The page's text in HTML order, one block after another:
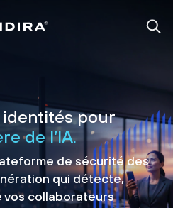
identités pour
de l’IA.
de sécuritédes
qui détecte,
vos collaborateurs